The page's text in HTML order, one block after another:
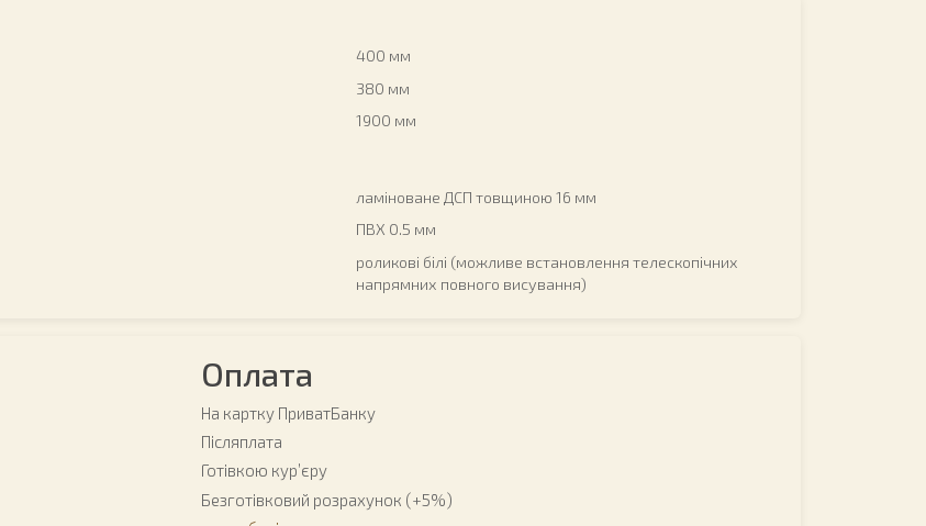
400 мм
380 мм
1900 мм
ламіноване ДСП товщиною 16 мм
ПВХ 0.5 мм
роликові білі (можливе встановлення телескопічних
напрямних повного висування)
Оплата
На картку ПриватБанку
Післяплата
Готівкою курʼєру
Безготівковий розрахунок (+5%)